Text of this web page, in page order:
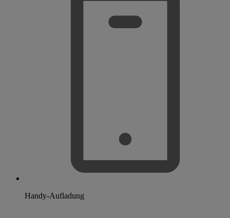
Handy-Aufladung